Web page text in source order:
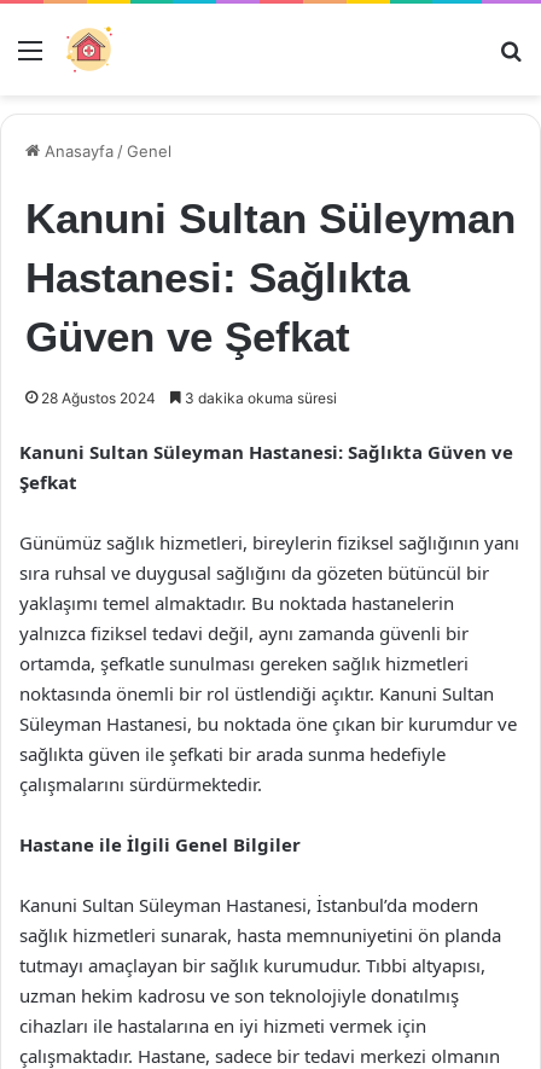
Menü
Anasayfa /Genel
Kanuni Sultan Süleyman
Hastanesi: Sağlıkta
Güven ve Şefkat
28 Ağustos 2024 3 dakika okuma süresi
Kanuni Sultan Süleyman Hastanesi: Sağlıkta Güven ve
Şefkat
Günümüz sağlık hizmetleri, bireylerin fiziksel sağlığının yanı
sıra ruhsal ve duygusal sağlığını da gözeten bütüncül bir
yaklaşımı temel almaktadır. Bu noktada hastanelerin
yalnızca fiziksel tedavi değil, aynı zamanda güvenli bir
ortamda, şefkatle sunulması gereken sağlık hizmetleri
noktasında önemli bir rol üstlendiği açıktır. Kanuni Sultan
Süleyman Hastanesi, bu noktada öne çıkan bir kurumdur ve
sağlıkta güven ile şefkati bir arada sunma hedefiyle
çalışmalarını sürdürmektedir.
Hastane ile İlgili Genel Bilgiler
Kanuni Sultan Süleyman Hastanesi, İstanbul’da modern
sağlık hizmetleri sunarak, hasta memnuniyetini ön planda
tutmayı amaçlayan bir sağlık kurumudur. Tıbbi altyapısı,
uzman hekim kadrosu ve son teknolojiyle donatılmış
cihazları ile hastalarına en iyi hizmeti vermek için
çalışmaktadır. Hastane, sadece bir tedavi merkezi olmanın